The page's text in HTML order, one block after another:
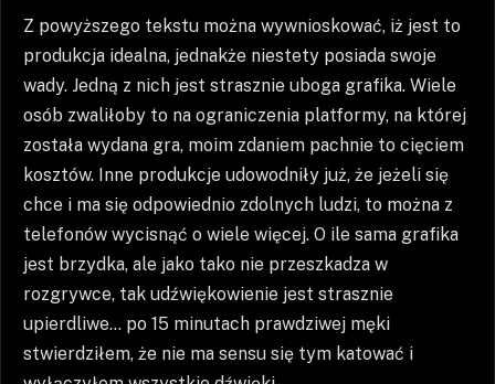
Z powyższego tekstu można wywnioskować, iż jest to
produkcja idealna, jednakże niestety posiada swoje
wady. Jedną z nich jest strasznie uboga grafika. Wiele
osób zwaliłoby to na ograniczenia platformy, na której
została wydana gra, moim zdaniem pachnie to cięciem
kosztów. Inne produkcje udowodniły już, że jeżeli się
chce i ma się odpowiednio zdolnych ludzi, to można z
telefonów wycisnąć o wiele więcej. O ile sama grafika
jest brzydka, ale jako tako nie przeszkadza w
rozgrywce, tak udźwiękowienie jest strasznie
upierdliwe… po 15 minutach prawdziwej męki
stwierdziłem, że nie ma sensu się tym katować i